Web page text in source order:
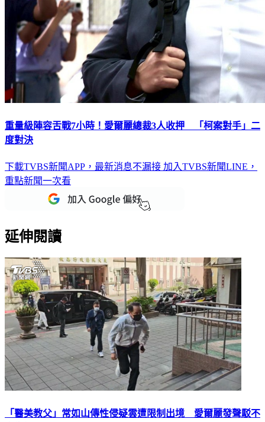
重量級陣容舌戰7小時！愛爾麗總裁3人收押 「柯案對手」二
下載TVBS新聞APP，最新消息不漏接
重點新聞一次看